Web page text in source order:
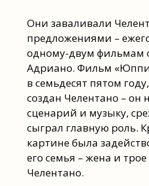
Они заваливали
предложениями –
одному-двум фильмам
Адриано. Фильм
в семьдесят пятом
создан Челентано – он
сценарий и музыку,
сыграл главную роль.
картине была
его семья – жена и
Челентано.